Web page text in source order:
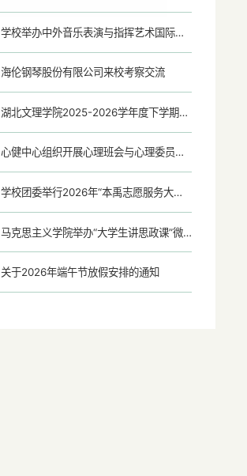
学校举办中外音乐表演与指挥艺术国际学术研讨会
海伦钢琴股份有限公司来校考察交流
湖北文理学院2025-2026学年度下学期第十六周会议（活动）安排表
心健中心组织开展心理班会与心理委员评优活动
学校团委举行2026年“本禹志愿服务大讲堂”
马克思主义学院举办“大学生讲思政课”微课视频展示活动复赛
关于2026年端午节放假安排的通知